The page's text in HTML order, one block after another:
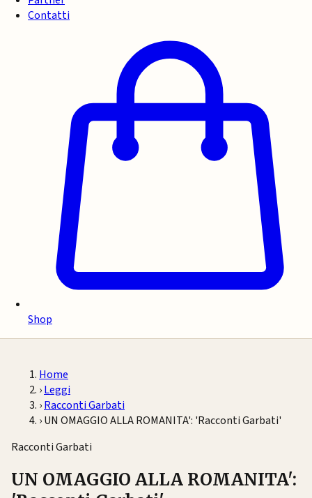
Contatti
Shop
Home
›Leggi
›Racconti Garbati
›UN OMAGGIO ALLA ROMANITA': 'Racconti Garbati'
Racconti Garbati
UN OMAGGIO ALLA ROMANITA':